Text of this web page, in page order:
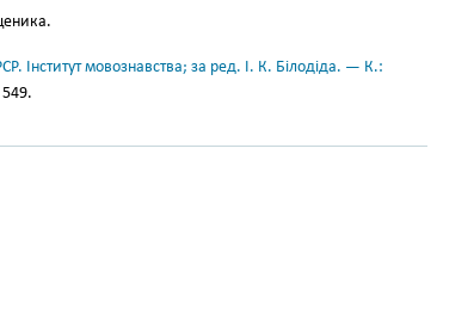
Інститут мовознавства; за ред. І. К. Білодіда. — К.: